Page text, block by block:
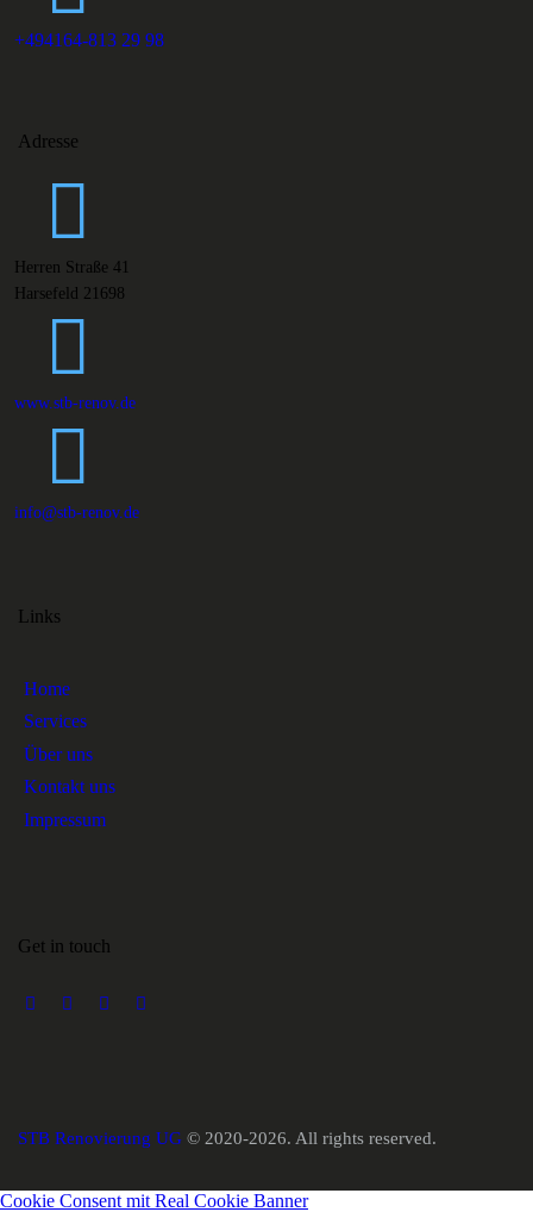
+494164-813 29 98
Adresse
Herren Straße 41
Harsefeld 21698
www.stb-renov.de
info@stb-renov.de
Links
Home
Services
Über uns
Kontakt uns
Impressum
Get in touch
STB Renovierung UG © 2020-2026. All rights reserved.
Cookie Consent mit Real Cookie Banner